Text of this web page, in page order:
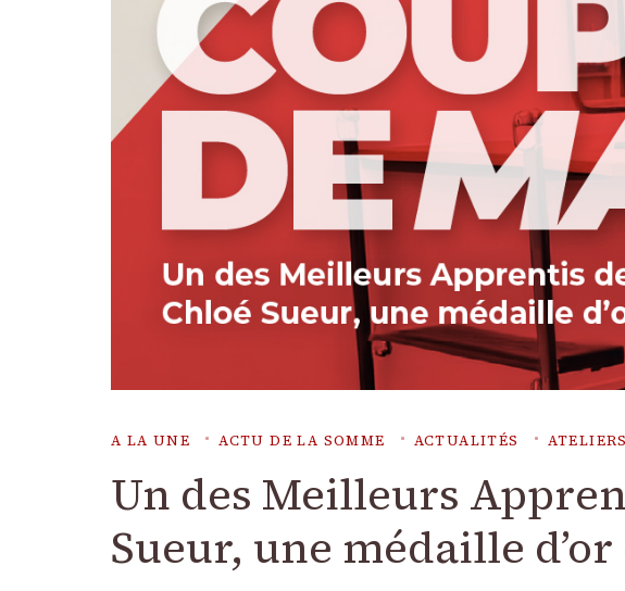
A LA UNE ACTU DE LA SOMME ACTUALITÉS
Un des Meilleurs
Sueur, une médaille